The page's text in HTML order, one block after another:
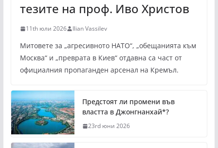
тезите на проф. Иво Христов
11th юли 2026 Ilian Vassilev
Митовете за „агресивното НАТО“, „обещанията към
Москва“ и „преврата в Киев“ отдавна са част от
официалния пропаганден арсенал на Кремъл.
Предстоят ли промени във
властта в Джонгнанхай*?
23rd юни 2026